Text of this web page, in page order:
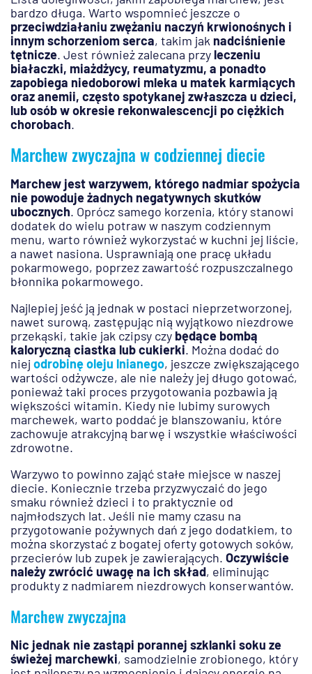
bardzo długa. Warto wspomnieć jeszcze o
przeciwdziałaniu zwężaniu naczyń krwionośnych i
innym schorzeniom serca, takim jak nadciśnienie
tętnicze. Jest również zalecana przy leczeniu
białaczki, miażdżycy, reumatyzmu, a ponadto
zapobiega niedoborowi mleka u matek karmiących
oraz anemii, często spotykanej zwłaszcza u dzieci,
lub osób w okresie rekonwalescencji po ciężkich
chorobach.
Marchew zwyczajna w codziennej diecie
Marchew jest warzywem, którego nadmiar spożycia
nie powoduje żadnych negatywnych skutków
ubocznych. Oprócz samego korzenia, który stanowi
dodatek do wielu potraw w naszym codziennym
menu, warto również wykorzystać w kuchni jej liście,
a nawet nasiona. Usprawniają one pracę układu
pokarmowego, poprzez zawartość rozpuszczalnego
błonnika pokarmowego.
Najlepiej jeść ją jednak w postaci nieprzetworzonej,
nawet surową, zastępując nią wyjątkowo niezdrowe
przekąski, takie jak czipsy czy będące bombą
kaloryczną ciastka lub cukierki. Można dodać do
niej odrobinę oleju lnianego, jeszcze zwiększającego
wartości odżywcze, ale nie należy jej długo gotować,
ponieważ taki proces przygotowania pozbawia ją
większości witamin. Kiedy nie lubimy surowych
marchewek, warto poddać je blanszowaniu, które
zachowuje atrakcyjną barwę i wszystkie właściwości
zdrowotne.
Warzywo to powinno zająć stałe miejsce w naszej
diecie. Koniecznie trzeba przyzwyczaić do jego
smaku również dzieci i to praktycznie od
najmłodszych lat. Jeśli nie mamy czasu na
przygotowanie pożywnych dań z jego dodatkiem, to
można skorzystać z bogatej oferty gotowych soków,
przecierów lub zupek je zawierających. Oczywiście
należy zwrócić uwagę na ich skład, eliminując
produkty z nadmiarem niezdrowych konserwantów.
Marchew zwyczajna
Nic jednak nie zastąpi porannej szklanki soku ze
świeżej marchewki, samodzielnie zrobionego, który